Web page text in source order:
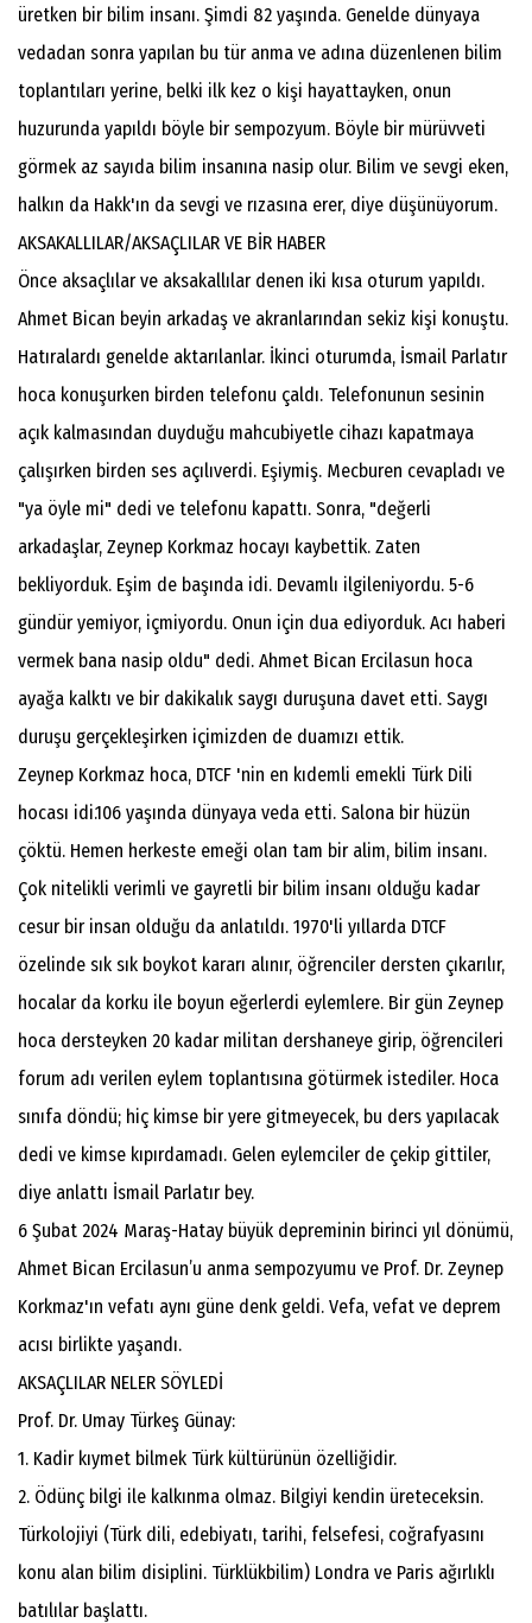
üretken bir bilim insanı. Şimdi 82 yaşında. Genelde dünyaya
vedadan sonra yapılan bu tür anma ve adına düzenlenen bilim
toplantıları yerine, belki ilk kez o kişi hayattayken, onun
huzurunda yapıldı böyle bir sempozyum. Böyle bir mürüvveti
görmek az sayıda bilim insanına nasip olur. Bilim ve sevgi eken,
halkın da Hakk'ın da sevgi ve rızasına erer, diye düşünüyorum.
AKSAKALLILAR/AKSAÇLILAR VE BİR HABER
Önce aksaçlılar ve aksakallılar denen iki kısa oturum yapıldı.
Ahmet Bican beyin arkadaş ve akranlarından sekiz kişi konuştu.
Hatıralardı genelde aktarılanlar. İkinci oturumda, İsmail Parlatır
hoca konuşurken birden telefonu çaldı. Telefonunun sesinin
açık kalmasından duyduğu mahcubiyetle cihazı kapatmaya
çalışırken birden ses açılıverdi. Eşiymiş. Mecburen cevapladı ve
"ya öyle mi" dedi ve telefonu kapattı. Sonra, "değerli
arkadaşlar, Zeynep Korkmaz hocayı kaybettik. Zaten
bekliyorduk. Eşim de başında idi. Devamlı ilgileniyordu. 5-6
gündür yemiyor, içmiyordu. Onun için dua ediyorduk. Acı haberi
vermek bana nasip oldu" dedi. Ahmet Bican Ercilasun hoca
ayağa kalktı ve bir dakikalık saygı duruşuna davet etti. Saygı
duruşu gerçekleşirken içimizden de duamızı ettik.
Zeynep Korkmaz hoca, DTCF 'nin en kıdemli emekli Türk Dili
hocası idi.106 yaşında dünyaya veda etti. Salona bir hüzün
çöktü. Hemen herkeste emeği olan tam bir alim, bilim insanı.
Çok nitelikli verimli ve gayretli bir bilim insanı olduğu kadar
cesur bir insan olduğu da anlatıldı. 1970'li yıllarda DTCF
özelinde sık sık boykot kararı alınır, öğrenciler dersten çıkarılır,
hocalar da korku ile boyun eğerlerdi eylemlere. Bir gün Zeynep
hoca dersteyken 20 kadar militan dershaneye girip, öğrencileri
forum adı verilen eylem toplantısına götürmek istediler. Hoca
sınıfa döndü; hiç kimse bir yere gitmeyecek, bu ders yapılacak
dedi ve kimse kıpırdamadı. Gelen eylemciler de çekip gittiler,
diye anlattı İsmail Parlatır bey.
6 Şubat 2024 Maraş-Hatay büyük depreminin birinci yıl dönümü,
Ahmet Bican Ercilasun’u anma sempozyumu ve Prof. Dr. Zeynep
Korkmaz'ın vefatı aynı güne denk geldi. Vefa, vefat ve deprem
acısı birlikte yaşandı.
AKSAÇLILAR NELER SÖYLEDİ
Prof. Dr. Umay Türkeş Günay:
1. Kadir kıymet bilmek Türk kültürünün özelliğidir.
2. Ödünç bilgi ile kalkınma olmaz. Bilgiyi kendin üreteceksin.
Türkolojiyi (Türk dili, edebiyatı, tarihi, felsefesi, coğrafyasını
konu alan bilim disiplini. Türklükbilim) Londra ve Paris ağırlıklı
batılılar başlattı.